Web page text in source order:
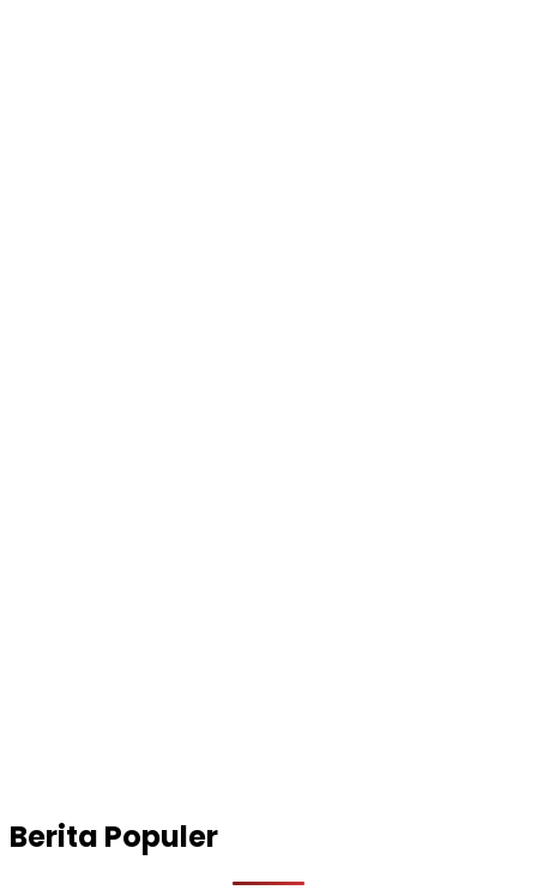
Berita Populer